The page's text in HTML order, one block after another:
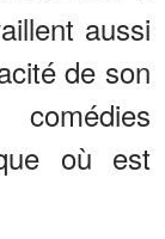
aussi
de son
où est